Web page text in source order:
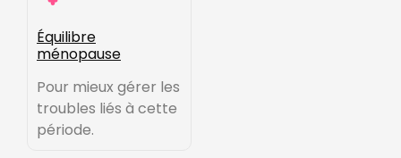
Équilibre
ménopause
Pour mieux gérer les
troubles liés à cette
période.